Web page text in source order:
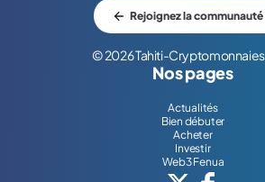
Rejoignez la communauté
© 2026 Tahiti-
Nos pages
Actualités
Bien débuter
Acheter
Investir
Web3 Fenua